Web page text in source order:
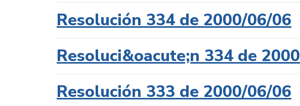
Resolución 334 de 2000/06/06
Resoluci&oacute;n 334 de 2000
Resolución 333 de 2000/06/06